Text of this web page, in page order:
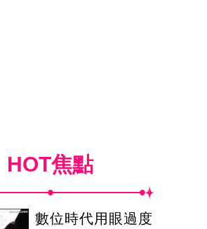
HOT焦點
數位時代用眼過度